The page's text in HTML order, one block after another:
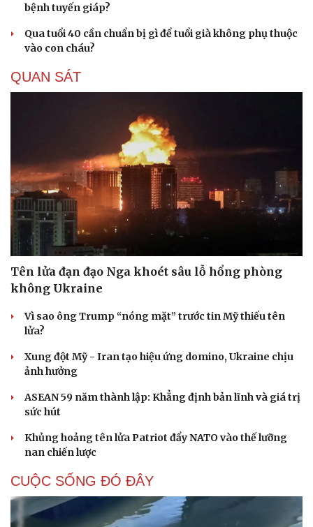
bệnh tuyến giáp?
Qua tuổi 40 cần chuẩn bị gì để tuổi già không phụ thuộc
vào con cháu?
QUAN SÁT
Tên lửa đạn đạo Nga khoét sâu lỗ hổng phòng
không Ukraine
Vì sao ông Trump “nóng mặt” trước tin Mỹ thiếu tên
lửa?
Xung đột Mỹ - Iran tạo hiệu ứng domino, Ukraine chịu
ảnh hưởng
ASEAN 59 năm thành lập: Khẳng định bản lĩnh và giá trị
sức hút
Khủng hoảng tên lửa Patriot đẩy NATO vào thế lưỡng
nan chiến lược
CUỘC SỐNG ĐÓ ĐÂY